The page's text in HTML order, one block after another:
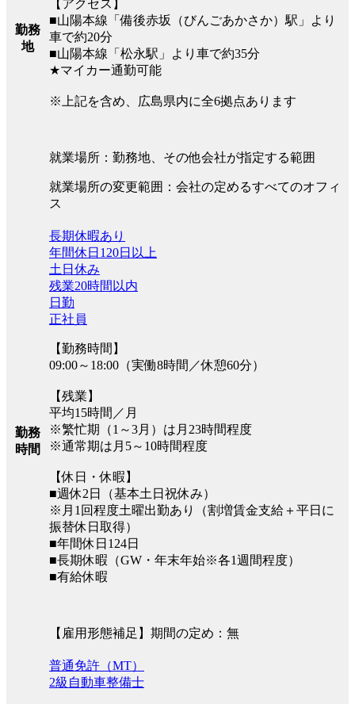
勤務
地
【アクセス】
■山陽本線「備後赤坂（びんごあかさか）駅」より
車で約20分
■山陽本線「松永駅」より車で約35分
★マイカー通勤可能
※上記を含め、広島県内に全6拠点あります
就業場所：勤務地、その他会社が指定する範囲
就業場所の変更範囲：会社の定めるすべてのオフィ
ス
勤務
時間
長期休暇あり
年間休日120日以上
土日休み
残業20時間以内
日勤
正社員
【勤務時間】
09:00～18:00（実働8時間／休憩60分）
【残業】
平均15時間／月
※繁忙期（1～3月）は月23時間程度
※通常期は月5～10時間程度
【休日・休暇】
■週休2日（基本土日祝休み）
※月1回程度土曜出勤あり（割増賃金支給＋平日に
振替休日取得）
■年間休日124日
■長期休暇（GW・年末年始※各1週間程度）
■有給休暇
【雇用形態補足】期間の定め：無
普通免許（MT）
2級自動車整備士